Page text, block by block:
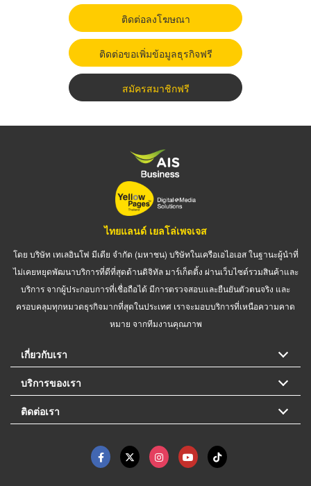
ติดต่อลงโฆษณา
ติดต่อขอเพิ่มข้อมูลธุรกิจฟรี
สมัครสมาชิกฟรี
ไทยแลนด์ เยลโล่เพจเจส
โดย บริษัท เทเลอินโฟ มีเดีย จำกัด (มหาชน) บริษัทในเครือเอไอเอส ในฐานะผู้นำที่
ไม่เคยหยุดพัฒนาบริการที่ดีที่สุดด้านดิจิทัล มาร์เก็ตติ้ง ผ่านเว็บไซต์รวมสินค้าและ
บริการ จากผู้ประกอบการที่เชื่อถือได้ มีการตรวจสอบและยืนยันตัวตนจริง และ
ครอบคลุมทุกหมวดธุรกิจมากที่สุดในประเทศ เราจะมอบบริการที่เหนือความคาด
หมาย จากทีมงานคุณภาพ
เกี่ยวกับเรา
บริการของเรา
ติดต่อเรา